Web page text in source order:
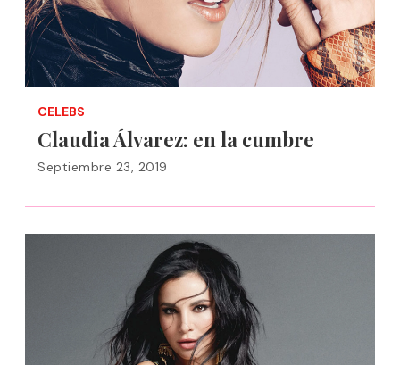
CELEBS
Claudia Álvarez: en la cumbre
Septiembre 23, 2019